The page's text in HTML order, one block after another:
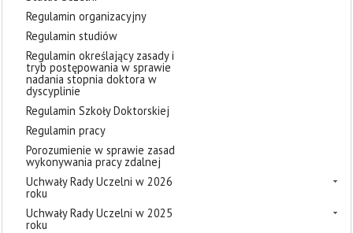
Regulamin organizacyjny
Regulamin studiów
Regulamin określający zasady i
tryb postępowania w sprawie
nadania stopnia doktora w
dyscyplinie
Regulamin Szkoły Doktorskiej
Regulamin pracy
Porozumienie w sprawie zasad
wykonywania pracy zdalnej
Uchwały Rady Uczelni w 2026
roku
Uchwały Rady Uczelni w 2025
roku